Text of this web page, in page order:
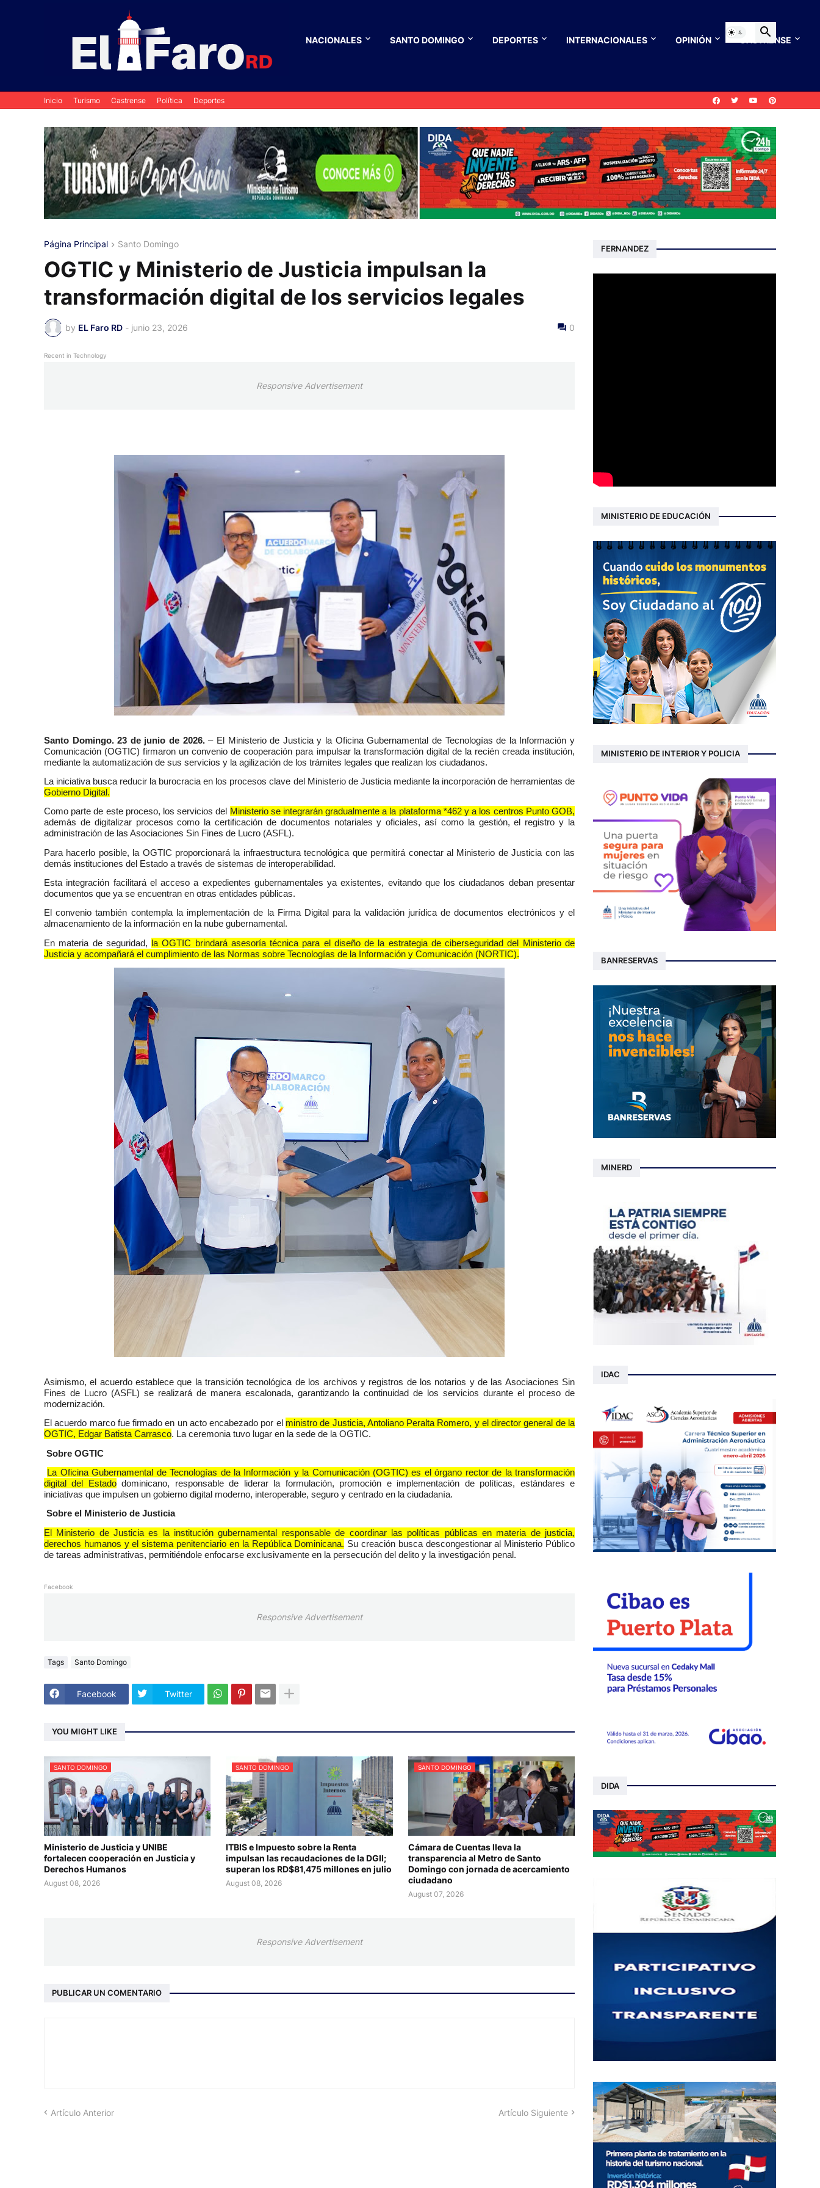
NACIONALES SANTO DOMINGO DEPORTES INTERNACIONALES OPINIÓN CASTRENSE
Inicio Turismo Castrense Política Deportes
Página Principal Santo Domingo
OGTIC y Ministerio de Justicia impulsan la
transformación digital de los servicios legales
by EL Faro RD - junio 23, 2026 0
Recent in Technology
Responsive Advertisement
Santo Domingo. 23 de junio de 2026.– El Ministerio de Justicia y la Oficina Gubernamental de Tecnologías de la Información y
Comunicación (OGTIC) firmaron un convenio de cooperación para impulsar la transformación digital de la recién creada institución,
mediante la automatización de sus servicios y la agilización de los trámites legales que realizan los ciudadanos.
La iniciativa busca reducir la burocracia en los procesos clave del Ministerio de Justicia mediante la incorporación de herramientas de
Gobierno Digital.
Como parte de este proceso, los servicios del Ministerio se integrarán gradualmente a la plataforma *462 y a los centros Punto GOB,
además de digitalizar procesos como la certificación de documentos notariales y oficiales, así como la gestión, el registro y la
administración de las Asociaciones Sin Fines de Lucro (ASFL).
Para hacerlo posible, la OGTIC proporcionará la infraestructura tecnológica que permitirá conectar al Ministerio de Justicia con las
demás instituciones del Estado a través de sistemas de interoperabilidad.
Esta integración facilitará el acceso a expedientes gubernamentales ya existentes, evitando que los ciudadanos deban presentar
documentos que ya se encuentran en otras entidades públicas.
El convenio también contempla la implementación de la Firma Digital para la validación jurídica de documentos electrónicos y el
almacenamiento de la información en la nube gubernamental.
En materia de seguridad, la OGTIC brindará asesoría técnica para el diseño de la estrategia de ciberseguridad del Ministerio de
Justicia y acompañará el cumplimiento de las Normas sobre Tecnologías de la Información y Comunicación (NORTIC).
Asimismo, el acuerdo establece que la transición tecnológica de los archivos y registros de los notarios y de las Asociaciones Sin
Fines de Lucro (ASFL) se realizará de manera escalonada, garantizando la continuidad de los servicios durante el proceso de
modernización.
El acuerdo marco fue firmado en un acto encabezado por el ministro de Justicia, Antoliano Peralta Romero, y el director general de la
OGTIC, Edgar Batista Carrasco. La ceremonia tuvo lugar en la sede de la OGTIC.
Sobre OGTIC
La Oficina Gubernamental de Tecnologías de la Información y la Comunicación (OGTIC) es el órgano rector de la transformación
digital del Estadodominicano, responsable de liderar la formulación, promoción e implementación de políticas, estándares e
iniciativas que impulsen un gobierno digital moderno, interoperable, seguro y centrado en la ciudadanía.
Sobre el Ministerio de Justicia
El Ministerio de Justicia es la institución gubernamental responsable de coordinar las políticas públicas en materia de justicia,
derechos humanos y el sistema penitenciario en la República Dominicana. Su creación busca descongestionar al Ministerio Público
de tareas administrativas, permitiéndole enfocarse exclusivamente en la persecución del delito y la investigación penal.
Facebook
Responsive Advertisement
Tags Santo Domingo
Facebook Twitter
YOU MIGHT LIKE
SANTO DOMINGO
Ministerio de Justicia y UNIBE
fortalecen cooperación en Justicia y
Derechos Humanos
August 08, 2026
SANTO DOMINGO
ITBIS e Impuesto sobre la Renta
impulsan las recaudaciones de la DGII;
superan los RD$81,475 millones en julio
August 08, 2026
SANTO DOMINGO
Cámara de Cuentas lleva la
transparencia al Metro de Santo
Domingo con jornada de acercamiento
ciudadano
August 07, 2026
Responsive Advertisement
PUBLICAR UN COMENTARIO
Artículo Anterior Artículo Siguiente
FERNANDEZ
MINISTERIO DE EDUCACIÓN
MINISTERIO DE INTERIOR Y POLICIA
BANRESERVAS
MINERD
IDAC
DIDA